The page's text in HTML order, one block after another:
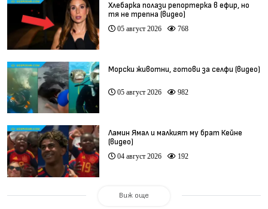
Хлебарка полази репортерка в ефир, но
тя не трепна (видео)
05 август 2026 768
Морски животни, готови за селфи (видео)
05 август 2026 982
Ламин Ямал и малкият му брат Кейне
(видео)
04 август 2026 192
Виж още